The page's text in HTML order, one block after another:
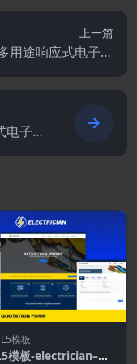
上一篇
用途响应式电子邮
电子邮
模板
模板-electrician–网